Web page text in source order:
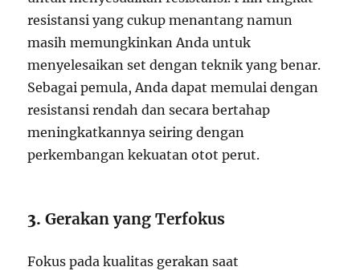
resistansi yang cukup menantang namun
masih memungkinkan Anda untuk
menyelesaikan set dengan teknik yang benar.
Sebagai pemula, Anda dapat memulai dengan
resistansi rendah dan secara bertahap
meningkatkannya seiring dengan
perkembangan kekuatan otot perut.
3.Gerakan yang Terfokus
Fokus pada kualitas gerakan saat